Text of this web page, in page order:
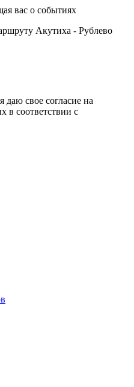
вас о событиях
Акутиха - Рублево
свое согласие на
в соответствии с